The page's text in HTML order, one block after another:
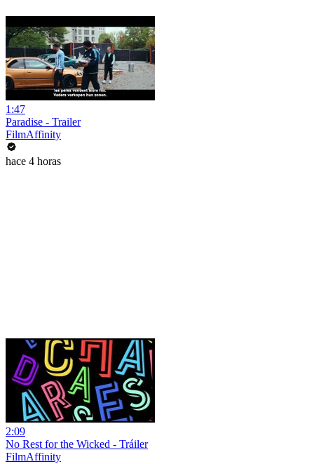
1:47
Paradise - Trailer
FilmAffinity
hace 4 horas
2:09
No Rest for the Wicked - Tráiler
FilmAffinity